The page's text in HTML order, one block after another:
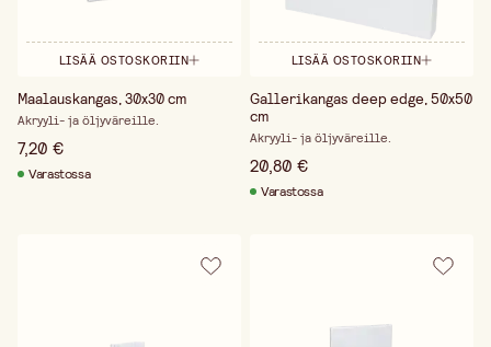
LISÄÄ OSTOSKORIIN
Maalauskangas, 30x30 cm
Akryyli- ja öljyväreille.
7,20 €
Varastossa
LISÄÄ OSTOSKORIIN
Gallerikangas deep edge, 50x50
cm
Akryyli- ja öljyväreille.
20,80 €
Varastossa